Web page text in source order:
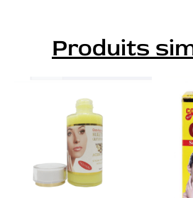
Produits